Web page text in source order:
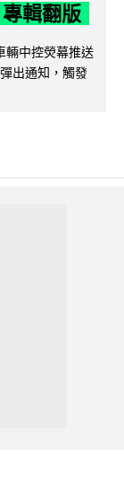
輯翻版
輛中控熒幕推送
出通知，觸發